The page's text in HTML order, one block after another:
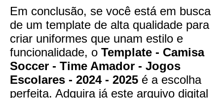
Em conclusão, se você está em busca
de um template de alta qualidade para
criar uniformes que unam estilo e
funcionalidade, o Template - Camisa
Soccer - Time Amador - Jogos
Escolares - 2024 - 2025 é a escolha
perfeita. Adquira já este arquivo digital